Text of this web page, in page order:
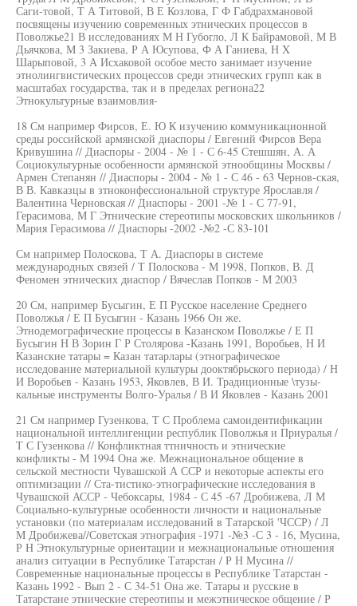
Саги-товой, Т А Титовой, В Е Козлова, Г Ф Габдрахмановой
посвящены изучению современных этнических процессов в
Поволжье21 В исследованиях М Н Губогло, Л К Байрамовой, М В
Дьячкова, М 3 Закиева, Р А Юсупова, Ф А Ганиева, Н X
Шарыповой, 3 А Исхаковой особое место занимает изучение
этнолингвистических процессов среди этнических групп как в
масштабах государства, так и в пределах региона22
Этнокультурные взаимовлия-
18 См например Фирсов, Е. Ю К изучению коммуникационной
среды российской армянской диаспоры / Евгений Фирсов Вера
Кривушина // Диаспоры - 2004 - № 1 - С 6-45 Стешшян, А. А
Социокультурные особенности армянской этнообщины Москвы /
Армен Степанян // Диаспоры - 2004 - № 1 - С 46 - 63 Чернов-ская,
В В. Кавказцы в зтноконфессиональной структуре Ярославля /
Валентина Черновская // Диаспоры - 2001 -№ 1 - С 77-91,
Герасимова, М Г Этнические стереотипы московских школьников /
Мария Герасимова // Диаспоры -2002 -№2 -С 83-101
См например Полоскова, Т А. Диаспоры в системе
международных связей / Т Полоскова - М 1998, Попков, В. Д
Феномен этнических диаспор / Вячеслав Попков - М 2003
20 См, например Бусыгин, Е П Русское население Среднего
Поволжья / Е П Бусыгин - Казань 1966 Он же.
Этнодемографические процессы в Казанском Поволжье / Е П
Бусыгин Н В Зорин Г Р Столярова -Казань 1991, Воробьев, Н И
Казанские татары = Казан татарлары (этнографическое
исследование материальной культуры дооктябрьского периода) / Н
И Воробьев - Казань 1953, Яковлев, В И. Традиционные \тузы-
кальные инструменты Волго-Уралья / В И Яковлев - Казань 2001
21 См например Гузенкова, Т С Проблема самоидентификации
национальной интеллигенции республик Поволжья и Приуралья /
Т С Гузенкова // Конфликтная ттничность и этнические
конфликты - М 1994 Она же. Межнациональное общение в
сельской местности Чувашской А ССР и некоторые аспекты его
оптимизации // Ста-тистико-этнографические исследования в
Чувашской АССР - Чебоксары, 1984 - С 45 -67 Дробижева, Л М
Социально-культурные особенности личности и национальные
установки (по материалам исследований в Татарской 'ЧССР) / Л
М Дробижева//Советская этнография -1971 -№3 -С 3 - 16, Мусина,
Р Н Этнокультурные ориентации и межнациональные отношения
анализ ситуации в Республике Татарстан / Р Н Мусина //
Современные национальные процессы в Республике Татарстан -
Казань 1992 - Вып 2 - С 34-51 Она же. Татары и русские в
Татарстане этнические стереотипы и межэтническое общение / Р